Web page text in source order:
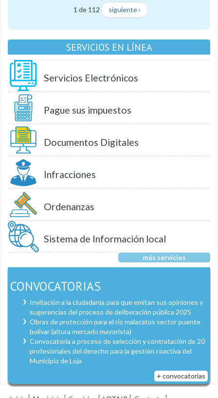
1 de 112 siguiente ›
SERVICIOS EN LÍNEA
Servicios Electrónicos
Pague sus impuestos
Documentos Digitales
Infracciones
Ordenanzas
Sistema de Información local
más servicios
CONVOCATORIAS
Invitación a la ciudadanía para que emitan sus opiniones y
sugerencias del proceso de deliberación pública 2025
Obras de protección para el río malacatos sector puente
bolívar (altura mercado mayorista)
Convocatoria a proceso de selección y contratación de 20
profesionales del derecho para la gestión coactiva del
Municipio de Loja
+ convocatorias